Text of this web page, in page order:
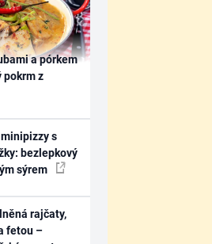
a pórkem
pokrm z
s
bezlepkový
sýrem
rajčaty,
fetou –